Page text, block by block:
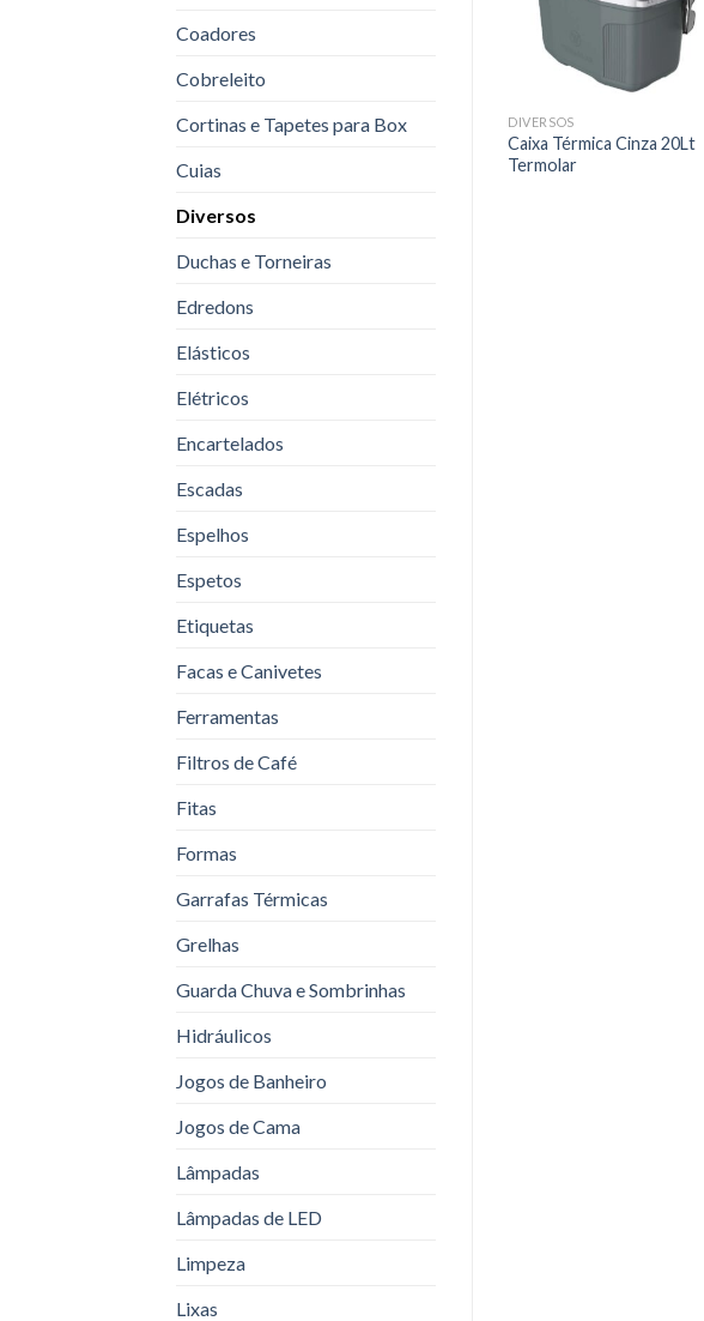
DIVERSOS
Caixa Térmica Cinza 20Lt
Termolar
DIVERSOS
Coadores
Cobreleito
Cortinas e Tapetes para Box
Cuias
Diversos
Duchas e Torneiras
Edredons
Elásticos
Elétricos
Encartelados
Escadas
Espelhos
Espetos
Etiquetas
Facas e Canivetes
Ferramentas
Filtros de Café
Fitas
Formas
Garrafas Térmicas
Grelhas
Guarda Chuva e Sombrinhas
Hidráulicos
Jogos de Banheiro
Jogos de Cama
Lâmpadas
Lâmpadas de LED
Limpeza
Lixas